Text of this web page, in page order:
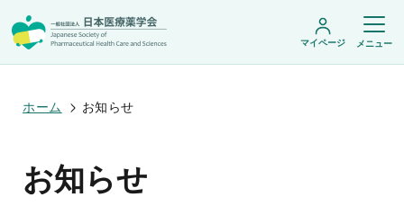
日本医療薬学会についてトップ
会頭挨拶学術集会・セミナー
マイページ メニュー
ホーム お知らせ
お知らせ